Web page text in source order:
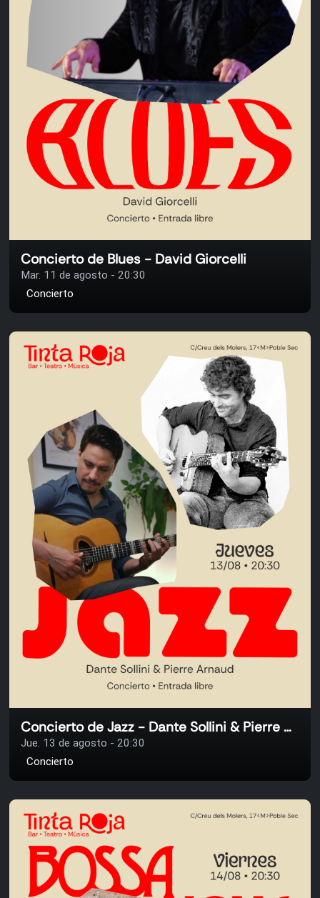
Concierto de Blues - David Giorcelli
Mar. 11 de agosto - 20:30
Concierto
Concierto de Jazz - Dante Sollini & Pierre Arnaud
Jue. 13 de agosto - 20:30
Concierto